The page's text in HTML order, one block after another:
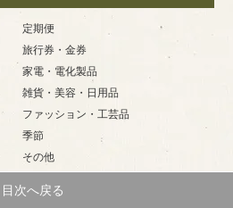
定期便
旅行券・金券
家電・電化製品
雑貨・美容・日用品
ファッション・工芸品
季節
その他
目次へ戻る